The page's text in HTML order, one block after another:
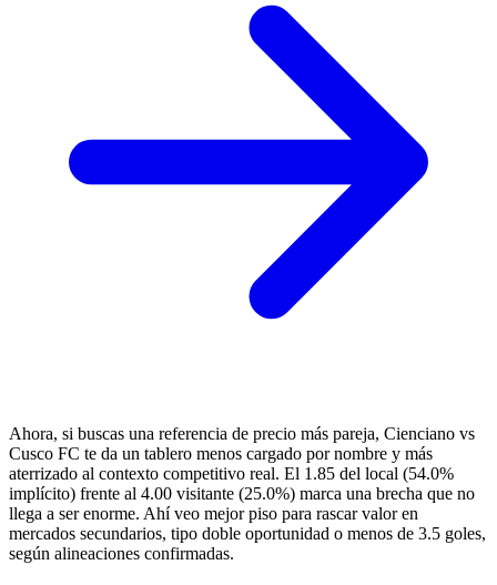
Ahora, si buscas una referencia de precio más pareja, Cienciano vs
Cusco FC te da un tablero menos cargado por nombre y más
aterrizado al contexto competitivo real. El 1.85 del local (54.0%
implícito) frente al 4.00 visitante (25.0%) marca una brecha que no
llega a ser enorme. Ahí veo mejor piso para rascar valor en
mercados secundarios, tipo doble oportunidad o menos de 3.5 goles,
según alineaciones confirmadas.